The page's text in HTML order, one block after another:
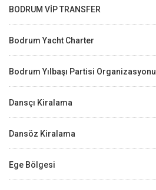
BODRUM VİP TRANSFER
Bodrum Yacht Charter
Bodrum Yılbaşı Partisi Organizasyonu
Dansçı Kiralama
Dansöz Kiralama
Ege Bölgesi